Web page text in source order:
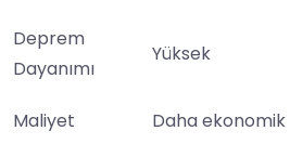
Deprem
Dayanımı
Yüksek
Maliyet Daha ekonomik